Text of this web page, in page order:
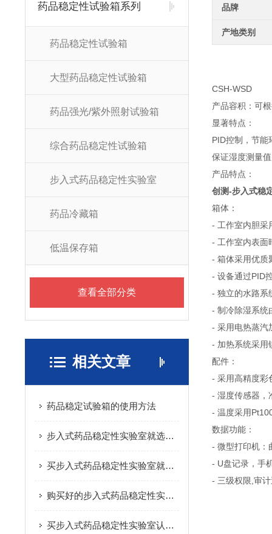
药品稳定性试验箱系列
药品稳定性试验箱
大型药品稳定性试验箱
药品强光/紫外照射试验箱
综合药品稳定性试验箱
步入式药品稳定性实验室
药品冷藏箱
低温保存箱
查看全部分类
相关文章
药品稳定试验箱的使用方法
步入式药品稳定性实验室就选创测科技
买步入式药品稳定性实验室就选创测科技
购买好的步入式药品稳定性实验室选择创测科技_四川步入式药品稳定性实验室
买步入式药品稳定性实验室认准创测科技
品牌
产地类别
CSH-WSD
产品容积：可
显著特点：
PID控制，节能
保证湿度测量
产品特点：
创测-步入式稳
箱体：
- 工作室内胆采
- 工作室内表面
- 箱体采用优质
- 设备通过PID
- 独立的水路系
- 制冷除湿系统
- 采用电热蒸汽
- 加热系统采用
配件：
- 采用高精度彩
- 湿度传感器，
- 温度采用
数据功能：
- 微型打印机：
- U盘记录，手
- 三级权限,审